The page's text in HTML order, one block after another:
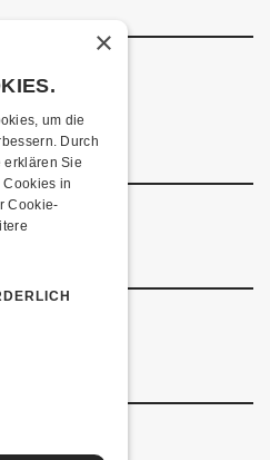
×
um die
Durch
erklären Sie
Cookies in
Cookie-